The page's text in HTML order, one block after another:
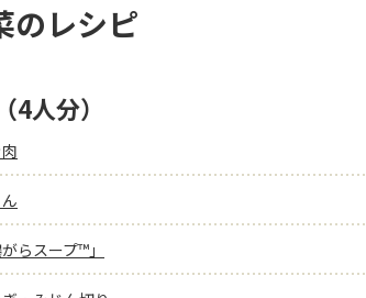
のレシピ
4人分）
がらスープ™」